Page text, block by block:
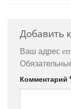
Добавить
Ваш адрес
Комментарий